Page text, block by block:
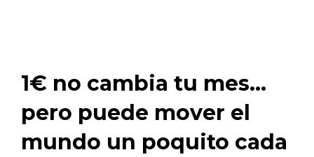
1€ no cambia tu mes…
pero puede mover el
mundo un poquito cada